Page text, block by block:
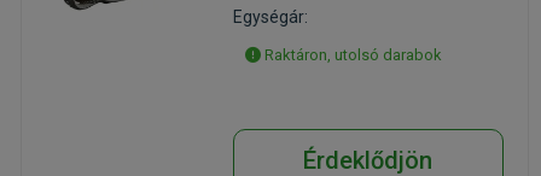
Egységár:
Raktáron, utolsó darabok
Érdeklődjön